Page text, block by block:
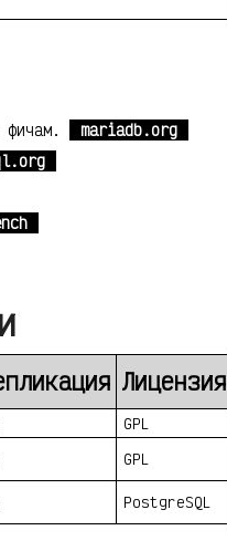
фичам.
mariadb.org
Лицензия
GPL
GPL
PostgreSQL